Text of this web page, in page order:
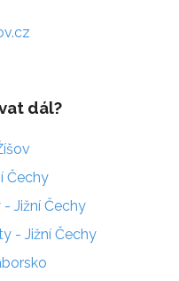
dál?
Čechy
Jižní Čechy
- Jižní Čechy